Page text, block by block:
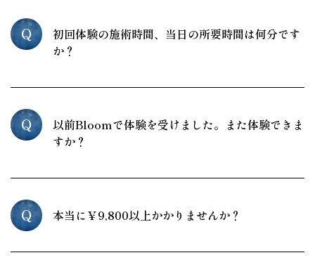
Q
初回体験の施術時間、当日の所要時間は何分です
か？
Q
以前Bloomで体験を受けました。また体験できま
すか？
Q 本当に￥9,800以上かかりませんか？